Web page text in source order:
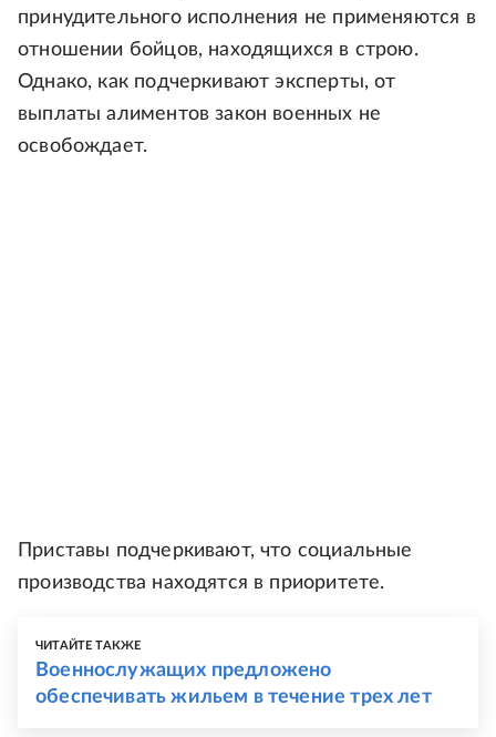
принудительного исполнения не применяются в
отношении бойцов, находящихся в строю.
Однако, как подчеркивают эксперты, от
выплаты алиментов закон военных не
освобождает.
Приставы подчеркивают, что социальные
производства находятся в приоритете.
ЧИТАЙТЕ ТАКЖЕ
Военнослужащих предложено
обеспечивать жильем в течение трех лет